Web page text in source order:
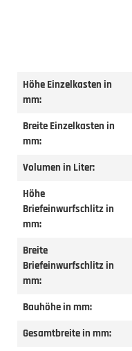
Höhe Einzelkasten in
mm:
Breite Einzelkasten in
mm:
Volumen in Liter:
Höhe
Briefeinwurfschlitz in
mm:
Breite
Briefeinwurfschlitz in
mm:
Bauhöhe in mm:
Gesamtbreite in mm: